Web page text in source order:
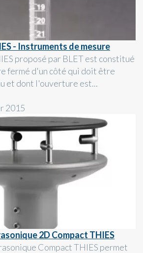
- Instruments de mesure
proposé par BLET est constitué
fermé d'un côté qui doit être
et dont l'ouverture est...
2015
2D Compact THIES
Compact THIES permet